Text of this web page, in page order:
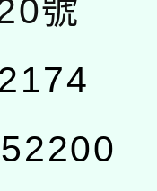
號